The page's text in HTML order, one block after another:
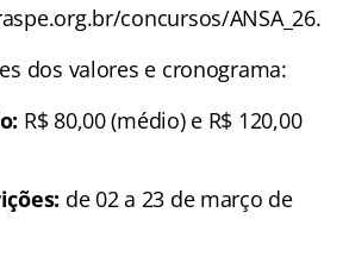
concursos/ANSA_26.
dos valores e cronograma:
R$ 80,00 (médio) e R$ 120,00
de 02 a 23 de março de